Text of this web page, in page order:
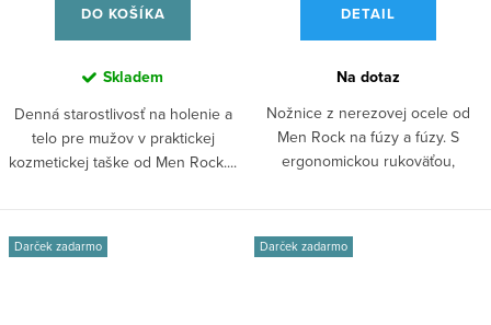
DO KOŠÍKA
Skladem
Denná starostlivosť na holenie a
telo pre mužov v praktickej
kozmetickej taške od Men Rock....
DETAIL
Na dotaz
Nožnice z nerezovej ocele od
Men Rock na fúzy a fúzy. S
ergonomickou rukoväťou,
Darček zadarmo Darček zadarmo